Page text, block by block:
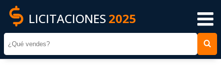
LICITACIONES 2025